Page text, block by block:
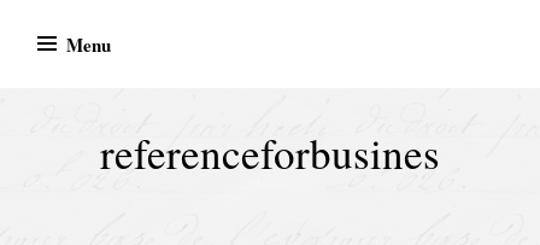
Menu
referenceforbusines